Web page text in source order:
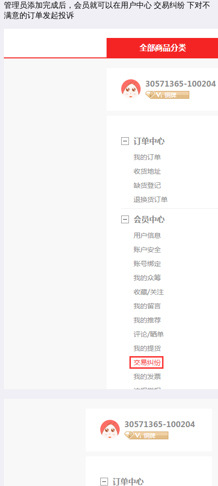
管理员添加完成后，会员就可以在用户中心 交易纠纷 下对不
满意的订单发起投诉